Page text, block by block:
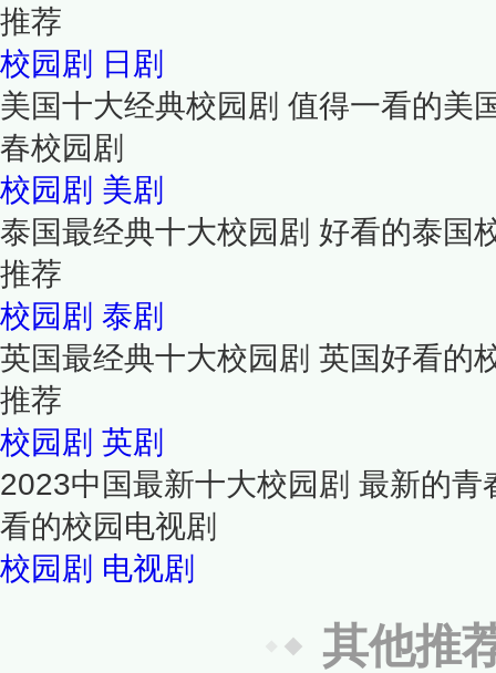
推荐
校园剧
日剧
美国十大经典校园剧 值得一看的美
春校园剧
校园剧 美剧
泰国最经典十大校园剧 好看的泰国
推荐
校园剧 泰剧
英国最经典十大校园剧 英国好看的
推荐
校园剧 英剧
2023中国最新十大校园剧 最新的
看的校园电视剧
校园剧 电视剧
其他推